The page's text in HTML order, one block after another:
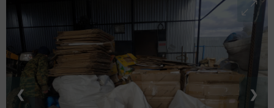
❮ ❯